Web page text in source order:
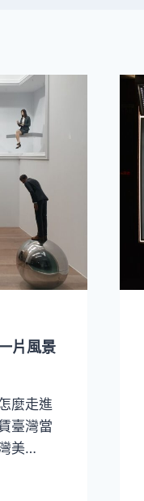
片風景
麼走進
臺灣當
美…